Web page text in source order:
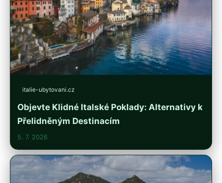
italie-ubytovani.cz
Objevte Klidné Italské Poklady: Alternativy k
Přelidněným Destinacím
5. 7. 2026